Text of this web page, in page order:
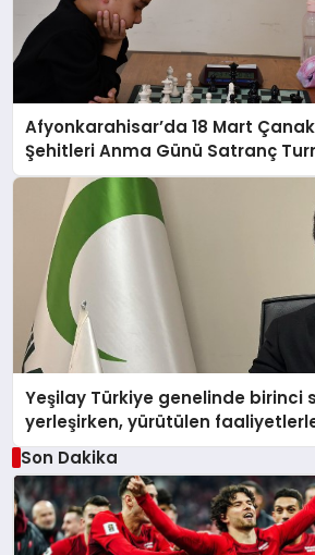
Afyonkarahisar’da 18 Mart
Şehitleri Anma Günü Satranç
Yeşilay Türkiye genelinde birinci
yerleşirken, yürütülen
üçüncüsü oldu.
Son Dakika